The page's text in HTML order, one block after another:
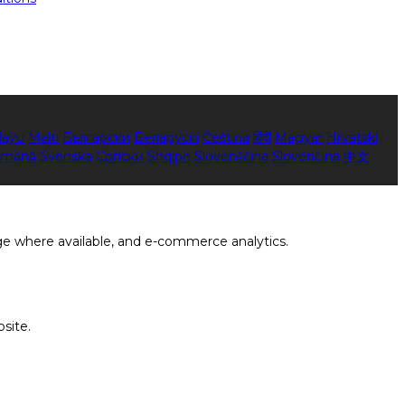
Malti Български Беларускі Čeština हिंदी Magyar Hrvatski
Svenska Српски Shqipe Slovenščina Slovenčina 中文
where available, and e-commerce analytics.